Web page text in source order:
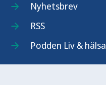
Nyhetsbrev
RSS
Podden Liv & hälsa